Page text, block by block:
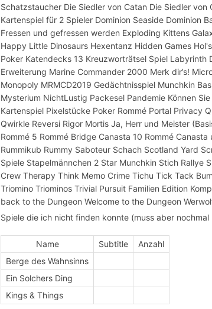
Schatzstaucher Die Siedler von Catan Die Siedler
Kartenspiel für 2 Spieler Dominion Seaside Dominion
Fressen und gefressen werden Exploding Kittens
Happy Little Dinosaurs Hexentanz Hidden Games
Poker Katendecks 13 Kreuzworträtsel Spiel
Erweiterung Marine Commander 2000 Merk dir’s!
Monopoly MRMCD2019 Gedächtnisspiel Munchkin
Mysterium NichtLustig Packesel Pandemie Können
Kartenspiel Pixelstücke Poker Rommé Portal Privacy
Qwirkle Reversi Rigor Mortis Ja, Herr und Meister
Rommé 5 Rommé Bridge Canasta 10 Rommé
Rummikub Rummy Saboteur Schach Scotland Yard
Spiele Stapelmännchen 2 Star Munchkin Stich Rallye
Crew Therapy Think Memo Crime Tichu Tick Tack
Triomino Triominos Trivial Pursuit Familien Edition
back to the Dungeon Welcome to the Dungeon
Spiele die ich nicht finden konnte (muss aber nochmal
Name Subtitle
Anzahl
Berge des Wahnsinns
Ein Solchers Ding
Kings & Things